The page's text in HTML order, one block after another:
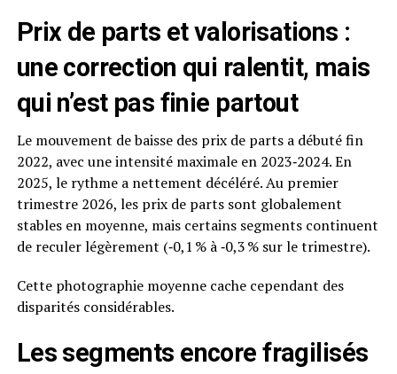
Prix de parts et valorisations :
une correction qui ralentit, mais
qui n’est pas finie partout
Le mouvement de baisse des prix de parts a débuté fin
2022, avec une intensité maximale en 2023‑2024. En
2025, le rythme a nettement décéléré. Au premier
trimestre 2026, les prix de parts sont globalement
stables en moyenne, mais certains segments continuent
de reculer légèrement (‑0,1 % à ‑0,3 % sur le trimestre).
Cette photographie moyenne cache cependant des
disparités considérables.
Les segments encore fragilisés